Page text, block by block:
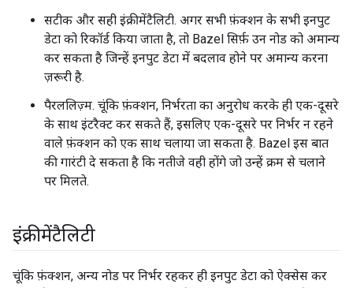
सटीक और सही इंक्रीमेंटैलिटी. अगर सभी फ़ंक्शन के सभी इनपुट
डेटा को रिकॉर्ड किया जाता है, तो Bazel सिर्फ़ उन नोड को अमान्य
कर सकता है जिन्हें इनपुट डेटा में बदलाव होने पर अमान्य करना
ज़रूरी है.
पैरललिज़्म. चूंकि फ़ंक्शन, निर्भरता का अनुरोध करके ही एक-दूसरे
के साथ इंटरैक्ट कर सकते हैं, इसलिए एक-दूसरे पर निर्भर न रहने
वाले फ़ंक्शन को एक साथ चलाया जा सकता है. Bazel इस बात
की गारंटी दे सकता है कि नतीजे वही होंगे जो उन्हें क्रम से चलाने
पर मिलते.
इंक्रीमेंटैलिटी
चूंकि फ़ंक्शन, अन्य नोड पर निर्भर रहकर ही इनपुट डेटा को ऐक्सेस कर